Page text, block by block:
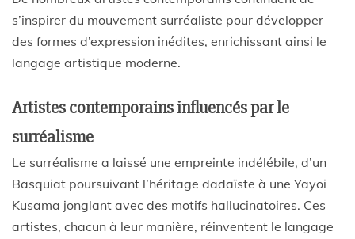
s’inspirer du mouvement surréaliste pour développer
des formes d’expression inédites, enrichissant ainsi le
langage artistique moderne.
Artistes contemporains influencés par le
surréalisme
Le surréalisme a laissé une empreinte indélébile, d’un
Basquiat poursuivant l’héritage dadaïste à une Yayoi
Kusama jonglant avec des motifs hallucinatoires. Ces
artistes, chacun à leur manière, réinventent le langage